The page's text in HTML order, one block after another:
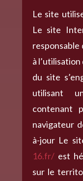
Le site
Le site
responsable
à
du site
utilisant
contenant
navigateur
à-jour Le
16.fr/ est
sur le